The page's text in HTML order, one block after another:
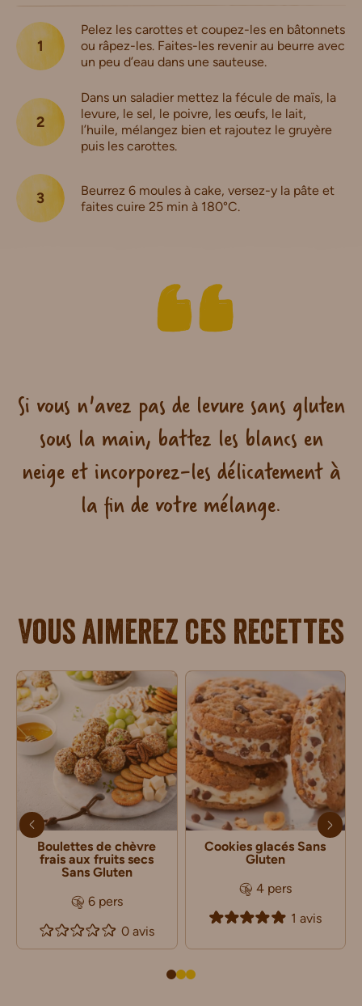
Pelez les carottes et coupez-les en bâtonnets
ou râpez-les. Faites-les revenir au beurre avec
un peu d’eau dans une sauteuse.
Dans un saladier mettez la fécule de maïs, la
levure, le sel, le poivre, les œufs, le lait,
l’huile, mélangez bien et rajoutez le gruyère
puis les carottes.
Beurrez 6 moules à cake, versez-y la pâte et
faites cuire 25 min à 180°C.
Si vous n'avez pas de levure sans gluten
sous la main, battez les blancs en
neige et incorporez-les délicatement à
la fin de votre mélange.
Vous aimerez ces recettes
Boulettes de chèvre
frais aux fruits secs
Sans Gluten
6 pers
0 avis
Cookies glacés Sans
Gluten
4 pers
1 avis